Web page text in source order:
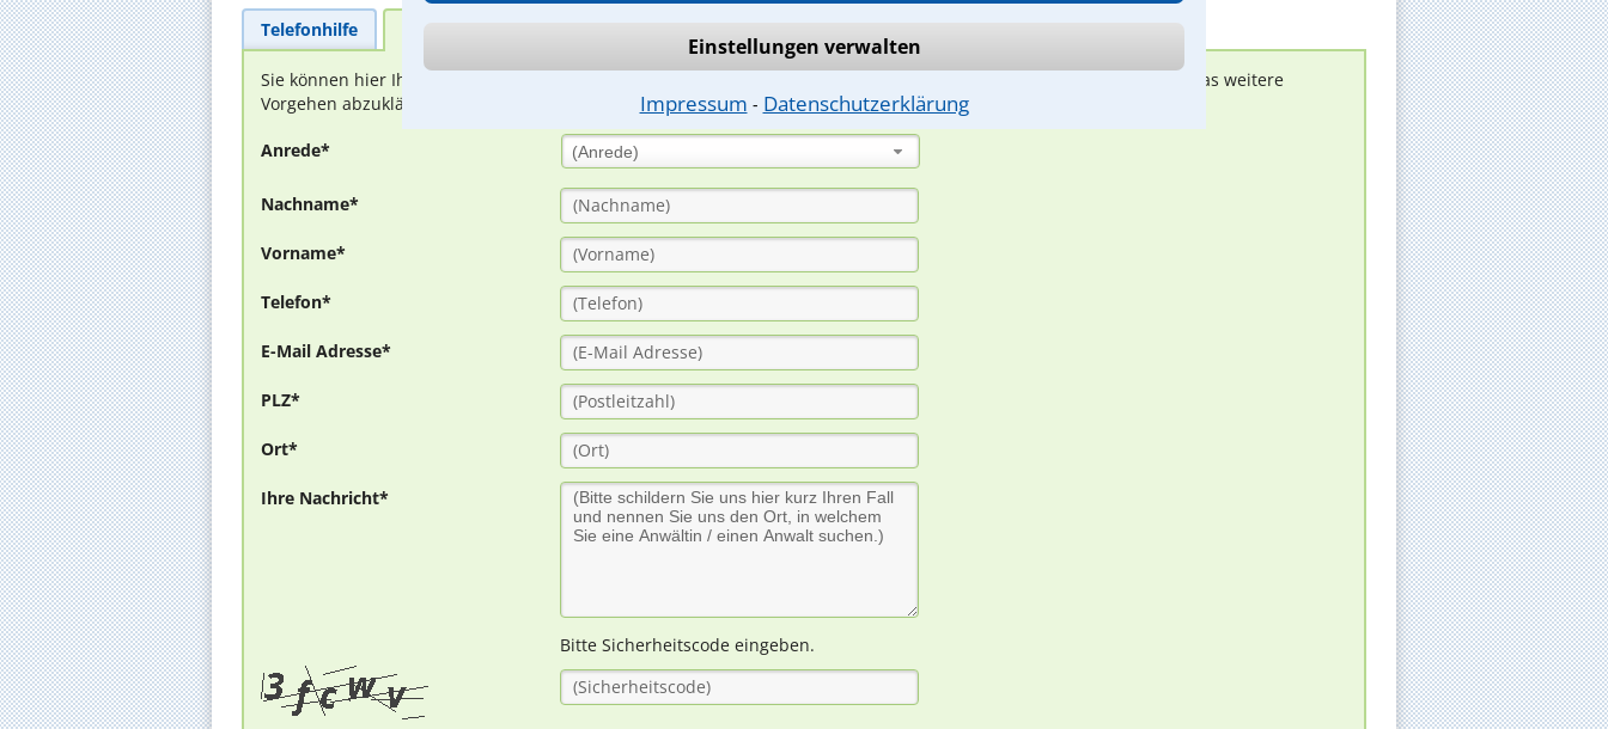
Einstellungen verwalten
Impressum ⁃ Datenschutzerklärung
Telefonhilfe Beratungsanfrage
Sie können hier Ihren Fall schildern. Anschließend werden sich spezialisierte Rechtsanwälte bei Ihnen melden, um das weitere
Vorgehen abzuklären. Die Rückmeldung durch einen Anwalt ist für Sie kostenlos.
Anrede* (Anrede)
Nachname*
Vorname*
Telefon*
E-Mail Adresse*
PLZ*
Ort*
Ihre Nachricht*
Bitte Sicherheitscode eingeben.